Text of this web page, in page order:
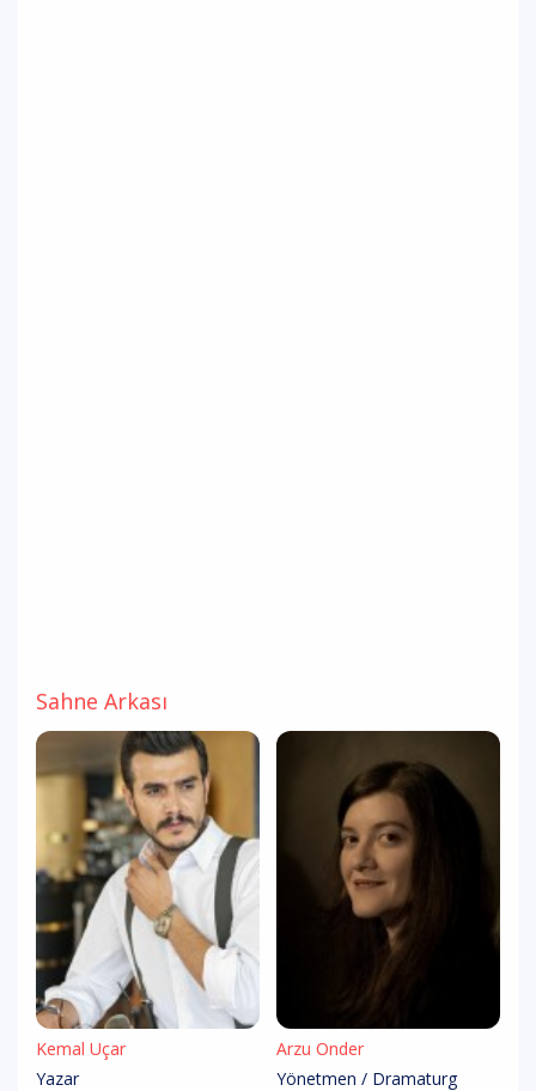
Sahne Arkası
Kemal Uçar
Yazar
Arzu Önder
Yönetmen / Dramaturg